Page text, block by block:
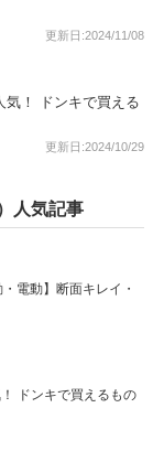
更新日:2024/11/08
気！ ドンキで買える
更新日:2024/10/29
人気記事
電動】断面キレイ・
ドンキで買えるもの